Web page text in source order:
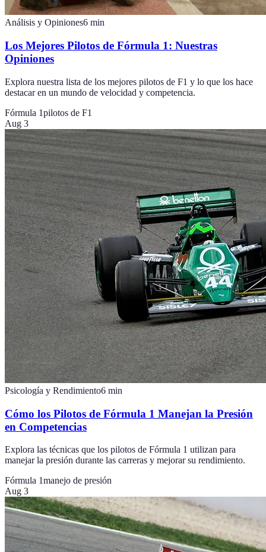
Análisis y Opiniones6 min
Los Mejores Pilotos de Fórmula 1: Nuestras
Opiniones
Explora nuestra lista de los mejores pilotos de F1 y lo que los hace
destacar en un mundo de velocidad y competencia.
Fórmula 1pilotos de F1
Aug 3
Psicología y Rendimiento6 min
Cómo los Pilotos de Fórmula 1 Manejan la Presión
en Competencias
Explora las técnicas que los pilotos de Fórmula 1 utilizan para
manejar la presión durante las carreras y mejorar su rendimiento.
Fórmula 1manejo de presión
Aug 3